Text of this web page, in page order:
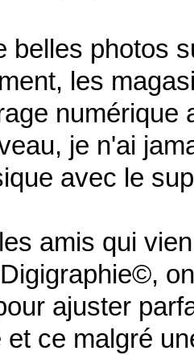
belles photos
les
numérique
je n'ai
avec le
amis qui
ajuster
et ce malgré